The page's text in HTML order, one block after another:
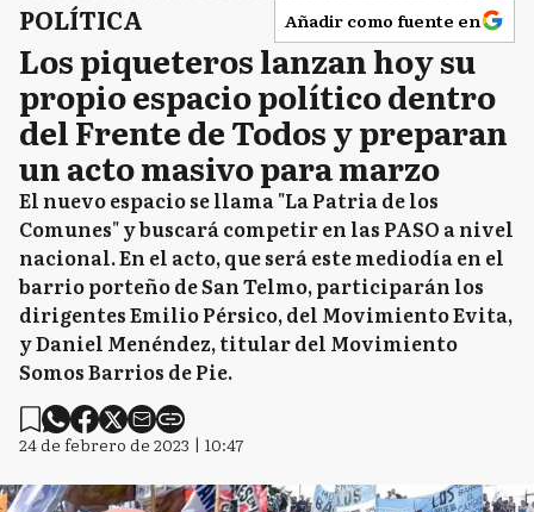
POLÍTICA Añadir como fuente en
Los piqueteros lanzan hoy su
propio espacio político dentro
del Frente de Todos y preparan
un acto masivo para marzo
El nuevo espacio se llama "La Patria de los
Comunes" y buscará competir en las PASO a nivel
nacional. En el acto, que será este mediodía en el
barrio porteño de San Telmo, participarán los
dirigentes Emilio Pérsico, del Movimiento Evita,
y Daniel Menéndez, titular del Movimiento
Somos Barrios de Pie.
24 de febrero de 2023 | 10:47